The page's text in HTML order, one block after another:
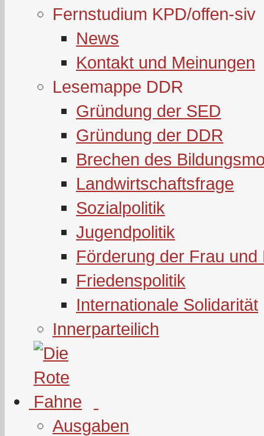
Fernstudium KPD/offen-siv
News
Kontakt und Meinungen
Lesemappe DDR
Gründung der SED
Gründung der DDR
Brechen des
Landwirtschaftsfrage
Sozialpolitik
Jugendpolitik
Förderung der Frau und
Friedenspolitik
Internationale Solidarität
Innerparteilich
Ausgaben